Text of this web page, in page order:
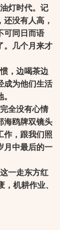
灯时代。记
没有人高，
可同日而语
。几个月来才
，边喝茶边
成为他们生活
全没有心情
海鸥牌双镜头
作，跟我们照
月中最后的一
一走东方红
机耕作业、